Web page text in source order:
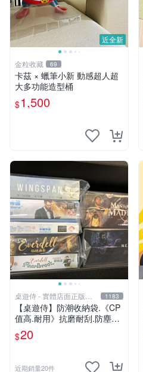
近全新
金粒收藏 69
卡茲 × 蠟筆小新 動感超人超
大多功能造型桶
$1,500
桌遊侍 - 實體店面正版專
賣
1183
【桌遊侍】防潮收納袋.《CP
值高.耐用》抗磨耐刮.防塵實
用.保護桌遊.桌遊周邊.牌套
外的新選擇.大量優惠.桌遊收
$20
近期銷量20件